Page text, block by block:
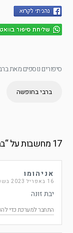
סיפורים נוספים מאת
ברבי בחופשה
17 מחשבות על “
אניהומו
16 באפריל 2023 בשעה 8:12 am
יבת זונה
התחבר למערכת כדי